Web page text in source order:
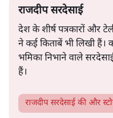
राजदीप सरदेसाई
देश के शीर्ष पत्रकारों और
ने कई किताबें भी लिखी हैं।
भमिका निभाने वाले
हैं।
राजदीप सरदेसाई की और